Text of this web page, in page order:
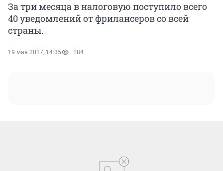
За три месяца в налоговую поступило всего
40 уведомлений от фрилансеров со всей
страны.
19 мая 2017, 14:35 184